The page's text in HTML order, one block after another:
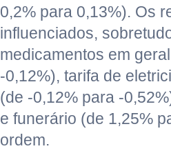
0,2% para 0,13%). Os
influenciados,
medicamentos em
-0,12%), tarifa de
(de -0,12% para -
e funerário (de 1,25%
ordem.